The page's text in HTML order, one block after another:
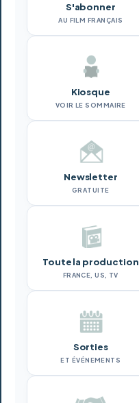
S'abonner
AU FILM FRANÇAIS
Kiosque
VOIR LE SOMMAIRE
Newsletter
GRATUITE
Toute la production
FRANCE, US, TV
Sorties
ET ÉVÉNEMENTS